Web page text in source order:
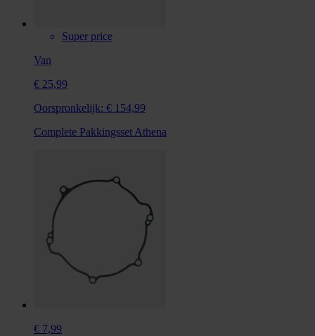
Super price
Van
€ 25,99
Oorspronkelijk: € 154,99
Complete Pakkingsset Athena
€ 7,99